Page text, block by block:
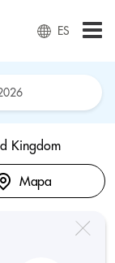
ES
Kingdom
Mapa